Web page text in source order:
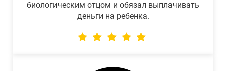
биологическим отцом и обязал выплачивать
деньги на ребенка.